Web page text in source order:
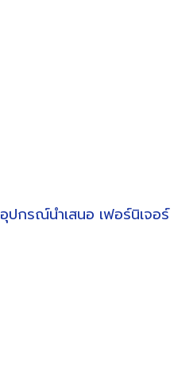
อุปกรณ์นำเสนอ เฟอร์นิเจอร์